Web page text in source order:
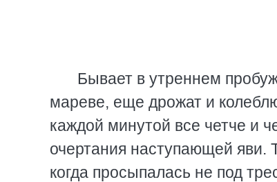
Бывает в утреннем
мареве, еще дрожат и
каждой минутой все четче и
очертания наступающей яви.
когда просыпалась не под